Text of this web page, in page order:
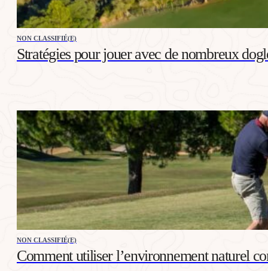
NON CLASSIFIÉ(E)
Stratégies pour jouer avec de nombreux
NON CLASSIFIÉ(E)
Comment utiliser l’environnement naturel